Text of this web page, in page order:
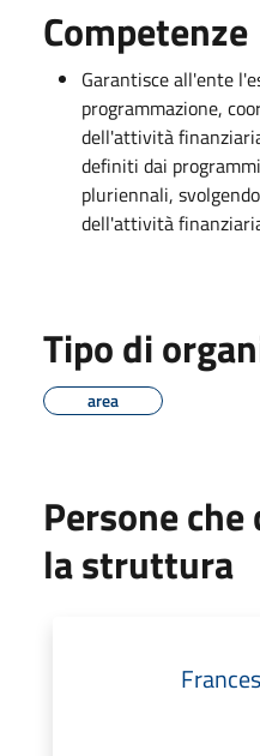
Competenze
Garantisce all'ente
programmazione,
dell'attività
definiti dai
pluriennali,
dell'attività
Tipo di
area
Persone
la struttura